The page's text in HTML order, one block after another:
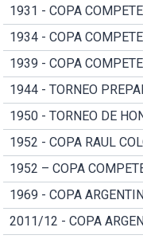
1931 - COPA
1934 - COPA
1939 - COPA
1944 - TORNEO
1950 - TORNEO DE
1952 - COPA RAUL
1952 – COPA
1969 - COPA
2011/12 - COPA